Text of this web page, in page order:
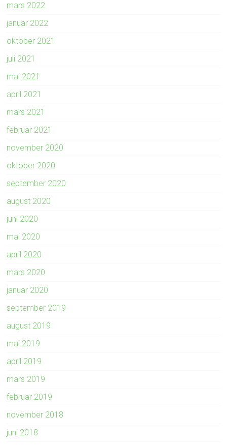
mars 2022
januar 2022
oktober 2021
juli 2021
mai 2021
april 2021
mars 2021
februar 2021
november 2020
oktober 2020
september 2020
august 2020
juni 2020
mai 2020
april 2020
mars 2020
januar 2020
september 2019
august 2019
mai 2019
april 2019
mars 2019
februar 2019
november 2018
juni 2018